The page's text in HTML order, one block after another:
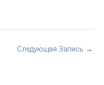
Следующая Запись →